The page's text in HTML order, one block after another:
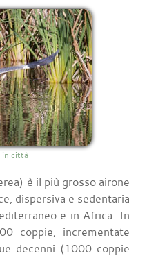
in città
è il più grosso airone
dispersiva e sedentaria
e in Africa. In
coppie, incrementate
decenni (1000 coppie